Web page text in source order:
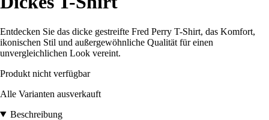
Entdecken Sie das dicke gestreifte Fred Perry T-Shirt, das Komfort,
ikonischen Stil und außergewöhnliche Qualität für einen
unvergleichlichen Look vereint.
Produkt nicht verfügbar
Alle Varianten ausverkauft
Beschreibung